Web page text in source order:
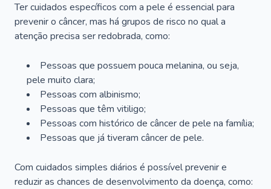
Ter cuidados específicos com a pele é essencial para
prevenir o câncer, mas há grupos de risco no qual a
atenção precisa ser redobrada, como:
Pessoas que possuem pouca melanina, ou seja,
pele muito clara;
Pessoas com albinismo;
Pessoas que têm vitiligo;
Pessoas com histórico de câncer de pele na família;
Pessoas que já tiveram câncer de pele.
Com cuidados simples diários é possível prevenir e
reduzir as chances de desenvolvimento da doença, como: